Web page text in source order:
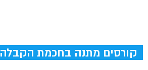
קורסים מתנה בחכמת הקבלה